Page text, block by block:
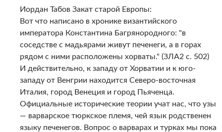
Иордан Табов Закат старой Европы:
Вот что написано в хронике византийского
императора Константина Багрянородного: "в
соседстве с мадьярами живут печенеги, а в горах
рядом с ними расположены хорваты." (ЗЛА2 с. 502)
И действительно, к западу от Хорватии и к юго-
западу от Венгрии находится Северо-восточная
Италия, город Венеция и город Пьяченца.
Официальные исторические теории учат нас, что узы
— варварское тюркское племя, чей язык родственен
языку печенегов. Вопрос о варварах и турках мы пока